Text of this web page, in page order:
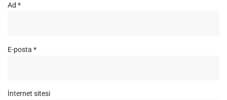
Ad *
E-posta *
İnternet sitesi